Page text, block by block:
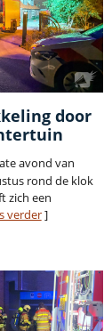
door
avond van
rond de klok
zich een
verder]